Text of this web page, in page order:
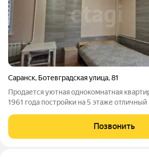
Саранск, Ботевградская улица,81
Продается уютная однокомнатная
1961 года постройки на 5 этаже отличный вариант для
выполнен косметический ремонт:
отделан плиткой, на полу ламинат.
Позвонить